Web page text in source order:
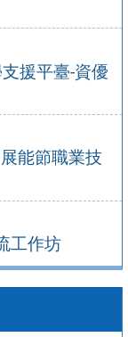
援平臺-資優
能節職業技
工作坊